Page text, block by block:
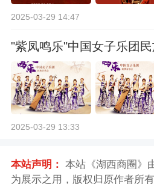
2025-03-29 14:47
"紫凤鸣乐"中国女子乐团
2025-03-29 13:33
本站声明： 本站《湖西商圈》
为展示之用，版权归原作者所